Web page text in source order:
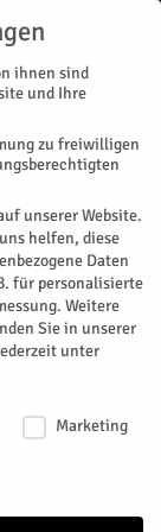
ihnen sind
und Ihre
zu freiwilligen
unserer Website.
helfen, diese
Daten
für personalisierte
Weitere
Sie in unserer
unter
Marketing